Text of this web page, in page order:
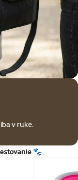
v ruke.
🐾